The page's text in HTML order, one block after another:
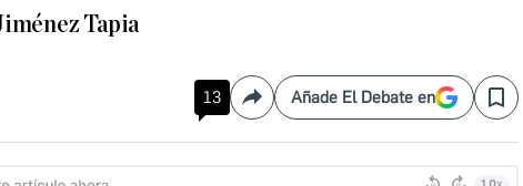
Tapia
13 CompartirAñade El Debate en Save